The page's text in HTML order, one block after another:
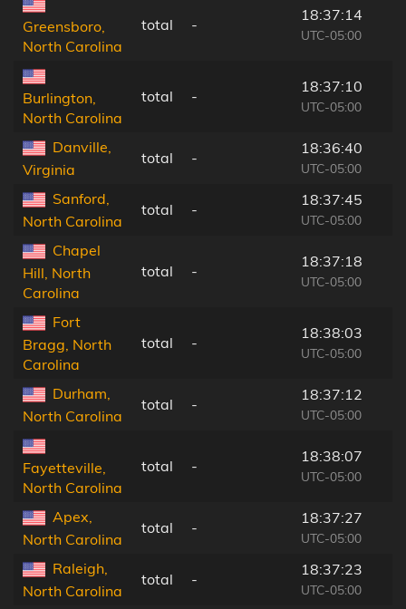
Greensboro,
North Carolina
total -
18:37:14
UTC-05:00
Burlington,
North Carolina
total -
18:37:10
UTC-05:00
Danville,
Virginia
total -
18:36:40
UTC-05:00
Sanford,
North Carolina
total -
18:37:45
UTC-05:00
Chapel
Hill, North
Carolina
total -
18:37:18
UTC-05:00
Fort
Bragg, North
Carolina
total -
18:38:03
UTC-05:00
Durham,
North Carolina
total -
18:37:12
UTC-05:00
Fayetteville,
North Carolina
total -
18:38:07
UTC-05:00
Apex,
North Carolina
total -
18:37:27
UTC-05:00
Raleigh,
North Carolina
total -
18:37:23
UTC-05:00